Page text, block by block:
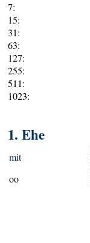
7:
15:
31:
63:
127:
255:
511:
1023:
1. Ehe
mit
oo